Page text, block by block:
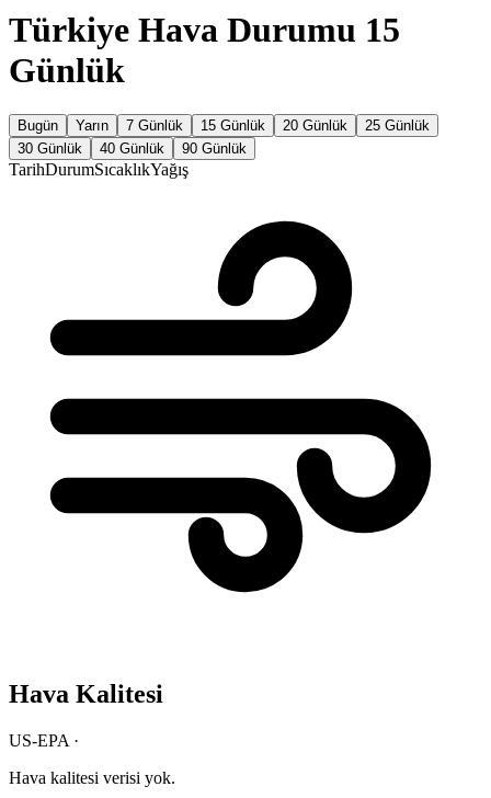
Türkiye Hava Durumu 15
Günlük
Bugün Yarın 7 Günlük 15 Günlük 20 Günlük
25 Günlük
30 Günlük
40 Günlük 90 Günlük
TarihDurumSıcaklıkYağış
Hava Kalitesi
US-EPA ·
Hava kalitesi verisi yok.